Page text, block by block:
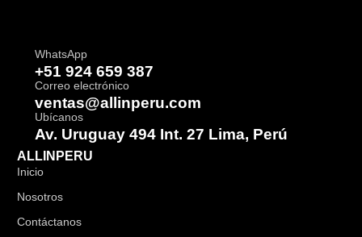
WhatsApp
+51 924 659 387
Correo electrónico
ventas@allinperu.com
Ubícanos
Av. Uruguay 494 Int. 27 Lima, Perú
ALLINPERU
Inicio
Nosotros
Contáctanos